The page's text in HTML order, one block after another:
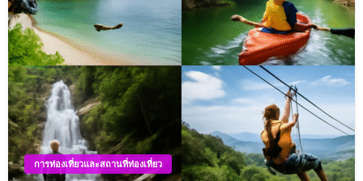
การท่องเที่ยวและสถานที่ท่องเที่ยว